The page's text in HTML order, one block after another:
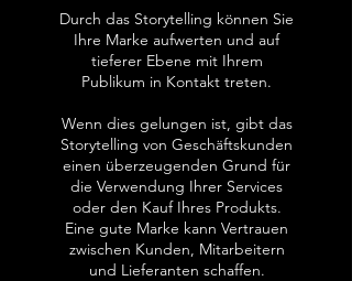
Durch das Storytelling können Sie
Ihre Marke aufwerten und auf
tieferer Ebene mit Ihrem
Publikum in Kontakt treten.
Wenn dies gelungen ist, gibt das
Storytelling von Geschäftskunden
einen überzeugenden Grund für
die Verwendung Ihrer Services
oder den Kauf Ihres Produkts.
Eine gute Marke kann Vertrauen
zwischen Kunden, Mitarbeitern
und Lieferanten schaffen.